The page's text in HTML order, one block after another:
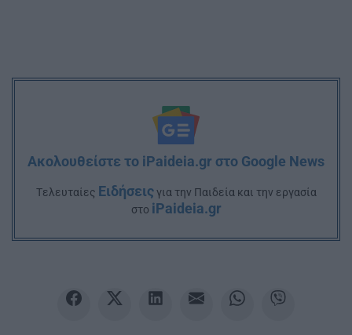
Ακολουθείστε το iPaideia.gr στο Google News
Tελευταίες Ειδήσειςγια την Παιδεία και την εργασία
στο iPaideia.gr